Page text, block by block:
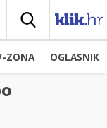
ZONA OGLASNIK